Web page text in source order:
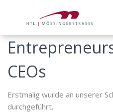
CEOs
Erstmalig wurde an unserer
durchgeführt.